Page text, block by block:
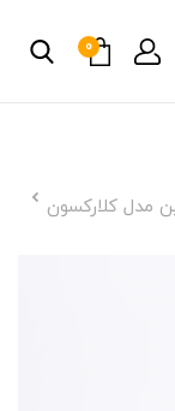
0
مدل کلارکسون